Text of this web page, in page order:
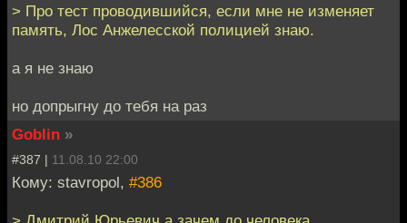
> Про тест проводившийся, если мне не изменяет
память, Лос Анжелесской полицией знаю.
а я не знаю
но допрыгну до тебя на раз
Goblin »
#387 | 11.08.10 22:00
Кому: stavropol, #386